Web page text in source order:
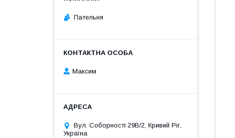
Пательня
Максим
Вул. Соборності 29В/2, Кривий Ріг,
Україна